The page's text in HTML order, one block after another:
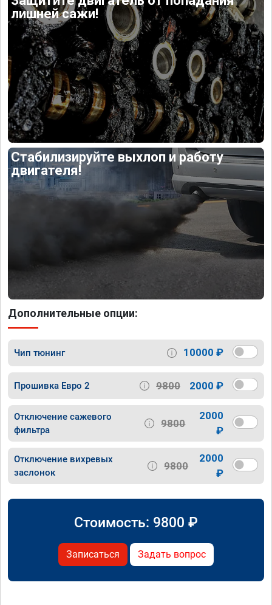
лишней сажи!
Стабилизируйте выхлоп и работу
двигателя!
Дополнительные опции:
Чип тюнинг 10000 ₽
Прошивка Евро 2 9800 2000 ₽
Отключение сажевого
фильтра
9800
2000
₽
Отключение вихревых
заслонок
9800
2000
₽
Стоимость: 9800 ₽
Записаться Задать вопрос